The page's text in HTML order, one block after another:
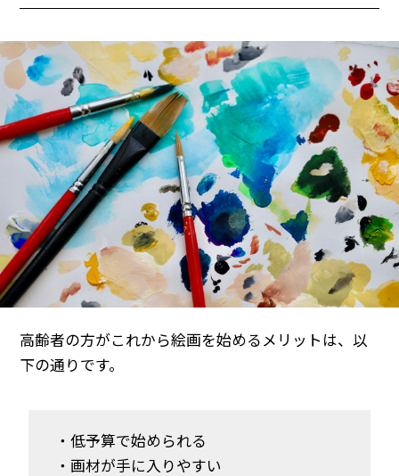
高齢者の方がこれから絵画を始めるメリットは、以
下の通りです。
・低予算で始められる
・画材が手に入りやすい